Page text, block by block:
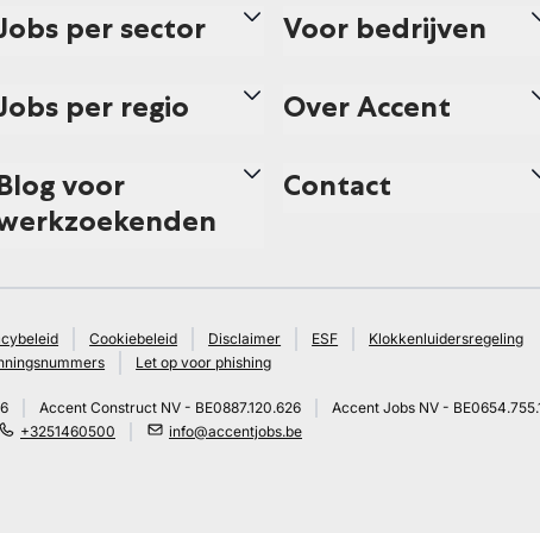
per sector
per regio
voor
Voor bedrijven
Over Accent
Contact
Cookiebeleid Disclaimer ESF
Klokkenluidersregeling
Let op voor phishing
Accent Construct NV - BE0887.120.626
Accent Jobs NV -
+3251460500 info@accentjobs.be